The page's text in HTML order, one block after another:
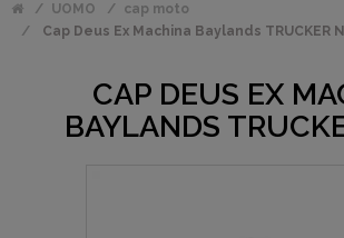
UOMO
cap moto
Cap Deus Ex Machina Baylands TRUCKER
CAP DEUS EX
BAYLANDS